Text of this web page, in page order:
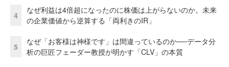
4
なぜ利益は4倍超になったのに株価は上がらないのか。未来
の企業価値から逆算する「両利きのIR」
5
なぜ「お客様は神様です」は間違っているのか──データ分
析の巨匠フェーダー教授が明かす「CLV」の本質